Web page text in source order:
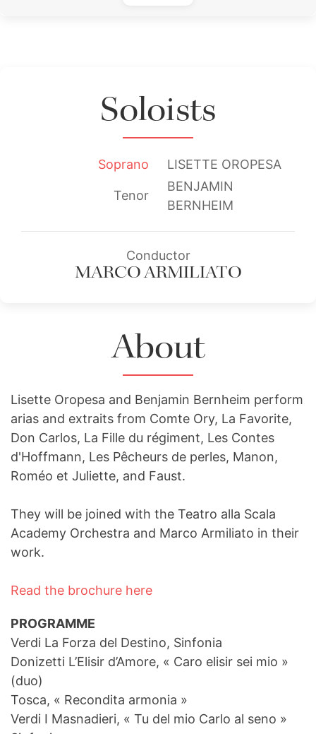
Soloists
Soprano LISETTE OROPESA
Tenor
BENJAMIN
BERNHEIM
Conductor
MARCO ARMILIATO
About
Lisette Oropesa and Benjamin Bernheim perform
arias and extraits from Comte Ory, La Favorite,
Don Carlos, La Fille du régiment, Les Contes
d'Hoffmann, Les Pêcheurs de perles, Manon,
Roméo et Juliette, and Faust.
They will be joined with the Teatro alla Scala
Academy Orchestra and Marco Armiliato in their
work.
Read the brochure here
PROGRAMME
Verdi La Forza del Destino, Sinfonia
Donizetti L’Elisir d’Amore, « Caro elisir sei mio »
(duo)
Tosca, « Recondita armonia »
Verdi I Masnadieri, « Tu del mio Carlo al seno »